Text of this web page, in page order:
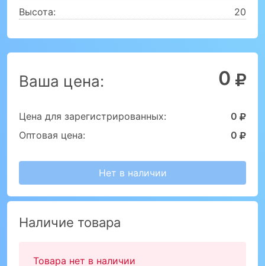
Высота:
20
Ваша цена: 0
Цена для зарегистрированных:
0
Оптовая цена:
0
Нет в наличии
Наличие товара
Товара нет в наличии